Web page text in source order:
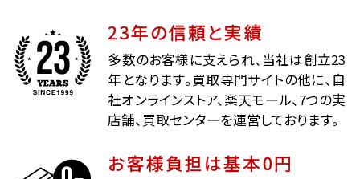
23年の信頼と実績
多数のお客様に支えられ、当社は創立23
年となります。買取専門サイトの他に、自
社オンラインストア、楽天モール、7つの実
店舗、買取センターを運営しております。
お客様負担は基本0円